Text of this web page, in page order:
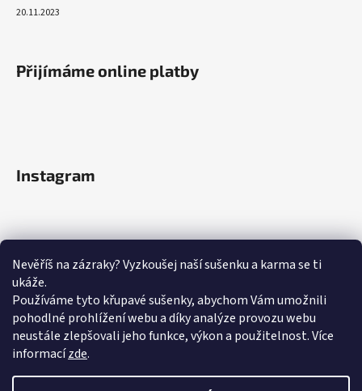
Nevěříš na zázraky? Vyzkoušej naší sušenku a karma se ti
ukáže.
Používáme tyto křupavé sušenky, abychom Vám umožnili
pohodlné prohlížení webu a díky analýze provozu webu
neustále zlepšovali jeho funkce, výkon a použitelnost.Více
informacízde.
20.11.2023
Přijímáme online platby
Instagram